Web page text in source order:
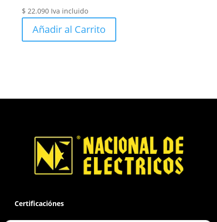
$ 22.090 Iva incluido
Añadir al Carrito
Certificaciónes